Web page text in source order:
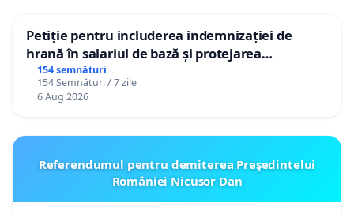
Petiție pentru includerea indemnizației de
hrană în salariul de bază și protejarea
gradațiilor de vechime pentru asistenții
personali
154 semnături
154 Semnături / 7 zile
6 Aug 2026
Referendumul pentru demiterea Preşedintelui
României Nicusor Dan